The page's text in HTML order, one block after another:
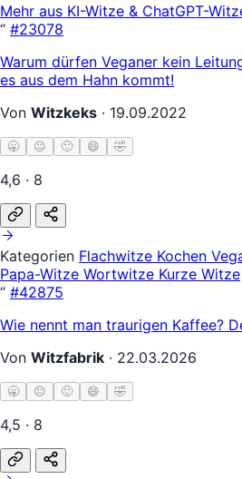
Mehr aus KI-Witze & ChatGPT-
“ #23078
Warum dürfen Veganer kein
es aus dem Hahn kommt!
Von Witzkeks · 19.09.2022
🥱 😐 🙂 😄 🤣
4,6 · 8
Kategorien Flachwitze Kochen
Papa-Witze Wortwitze Kurze Witze
“ #42875
Wie nennt man traurigen Kaffee?
Von Witzfabrik · 22.03.2026
🥱 😐 🙂 😄 🤣
4,5 · 8